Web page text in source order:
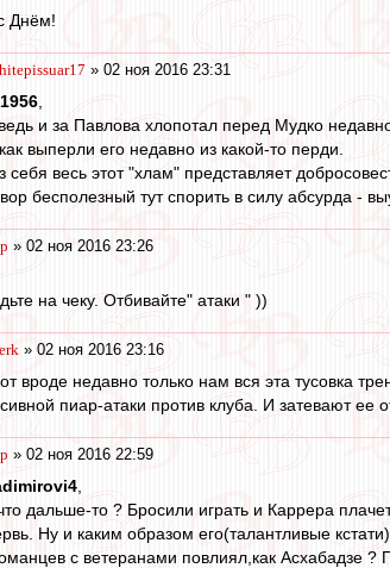
Днём!
» 02 ноя 2016 23:31
и за Павлова хлопотал перед Мудко
выперли его недавно из какой-то перди.
себя весь этот "хлам" представляет
бесполезный тут спорить в силу абсурда -
» 02 ноя 2016 23:26
на чеку. Отбивайте" атаки " ))
» 02 ноя 2016 23:16
вроде недавно только нам вся эта тусовка
пиар-атаки против клуба. И затевают ее
» 02 ноя 2016 22:59
дальше-то ? Бросили играть и Каррера
Ну и каким образом его(талантливые
с ветеранами повлиял,как Асхабадзе ?